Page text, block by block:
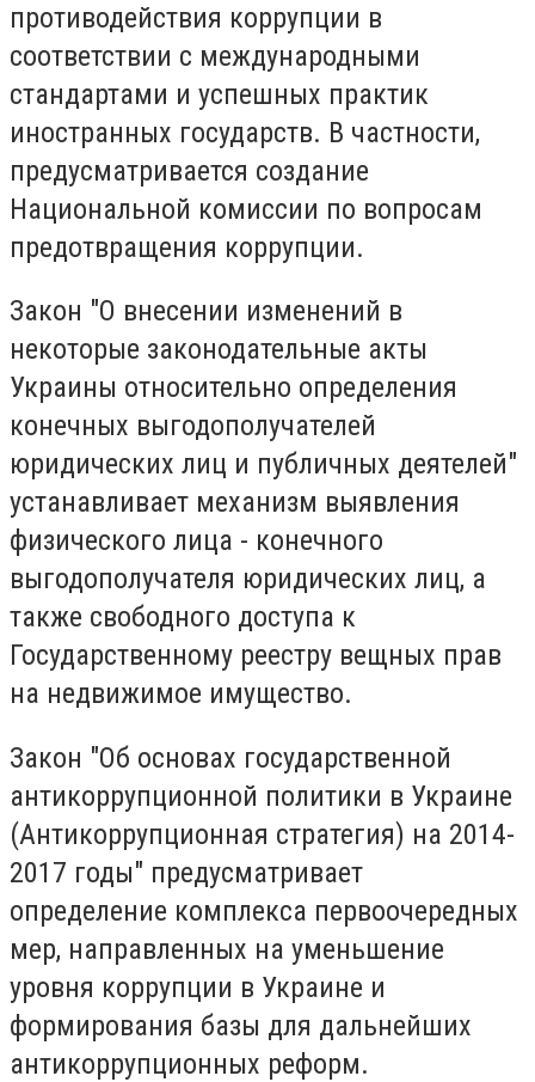
противодействия коррупции в
соответствии с международными
стандартами и успешных практик
иностранных государств. В частности,
предусматривается создание
Национальной комиссии по вопросам
предотвращения коррупции.
Закон "О внесении изменений в
некоторые законодательные акты
Украины относительно определения
конечных выгодополучателей
юридических лиц и публичных деятелей"
устанавливает механизм выявления
физического лица - конечного
выгодополучателя юридических лиц, а
также свободного доступа к
Государственному реестру вещных прав
на недвижимое имущество.
Закон "Об основах государственной
антикоррупционной политики в Украине
(Антикоррупционная стратегия) на 2014-
2017 годы" предусматривает
определение комплекса первоочередных
мер, направленных на уменьшение
уровня коррупции в Украине и
формирования базы для дальнейших
антикоррупционных реформ.